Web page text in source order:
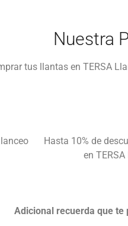
Nuestra
tus llantas en TERSA
Hasta 10% de
en
Adicional recuerda que